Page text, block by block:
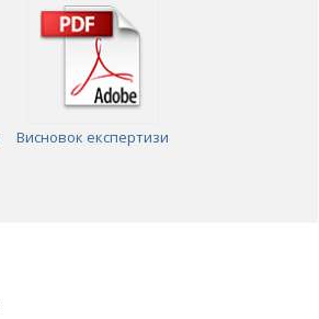
Висновок експертизи